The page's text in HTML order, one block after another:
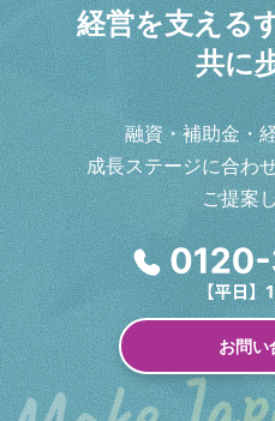
経営を支える
共に
融資・補助金・
成長ステージに合わ
ご提案
お問い